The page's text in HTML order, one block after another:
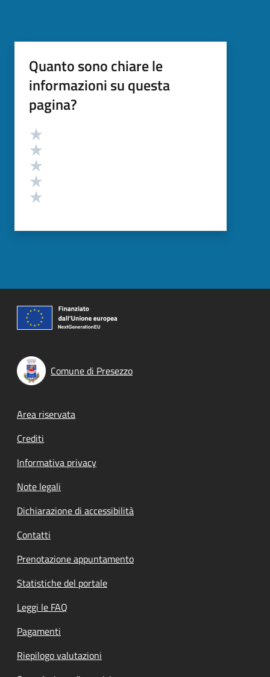
Quanto sono chiare le
informazioni su questa
pagina?
Valutazione
Comune di Presezzo
Footer menu
Area riservata
Crediti
Informativa privacy
Note legali
Dichiarazione di accessibilità
Contatti
Prenotazione appuntamento
Statistiche del portale
Leggi le FAQ
Pagamenti
Riepilogo valutazioni